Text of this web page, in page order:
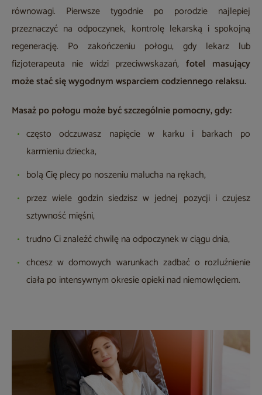
równowagi. Pierwsze tygodnie po porodzie najlepiej
przeznaczyć na odpoczynek, kontrolę lekarską i spokojną
regenerację. Po zakończeniu połogu, gdy lekarz lub
fizjoterapeuta nie widzi przeciwwskazań,fotel masujący
może stać się wygodnym wsparciem codziennego relaksu.
Masaż po połogu może być szczególnie pomocny, gdy:
często odczuwasz napięcie w karku i barkach po
karmieniu dziecka,
bolą Cię plecy po noszeniu malucha na rękach,
przez wiele godzin siedzisz w jednej pozycji i czujesz
sztywność mięśni,
trudno Ci znaleźć chwilę na odpoczynek w ciągu dnia,
chcesz w domowych warunkach zadbać o rozluźnienie
ciała po intensywnym okresie opieki nad niemowlęciem.